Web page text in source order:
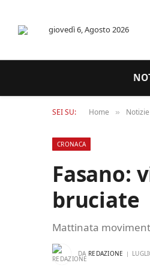
giovedì 6, Agosto 2026
SEI SU: Home » Notizie
CRONACA
Fasano:
bruciate
Mattinata
DA REDAZIONE